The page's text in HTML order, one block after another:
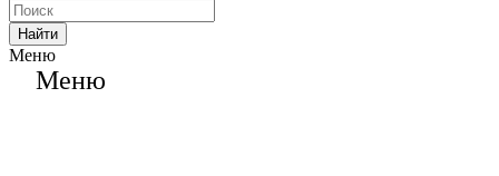
Найти
Меню
Меню